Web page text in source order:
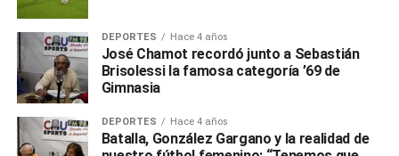
DEPORTES Hace 4 años
José Chamot recordó junto a Sebastián
Brisolessi la famosa categoría ’69 de
Gimnasia
DEPORTES Hace 4 años
Batalla, González Gargano y la realidad de